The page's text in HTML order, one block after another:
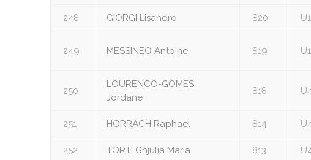
248 GIORGI Lisandro 820
249 MESSINEO Antoine 819
250
LOURENCO-GOMES
Jordane
818
251 HORRACH Raphael 814
252 TORTI Ghjulia Maria 813